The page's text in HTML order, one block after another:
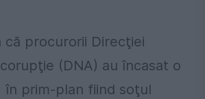
că procurorii Direcţiei
(DNA) au încasat o
în prim-plan fiind soţul